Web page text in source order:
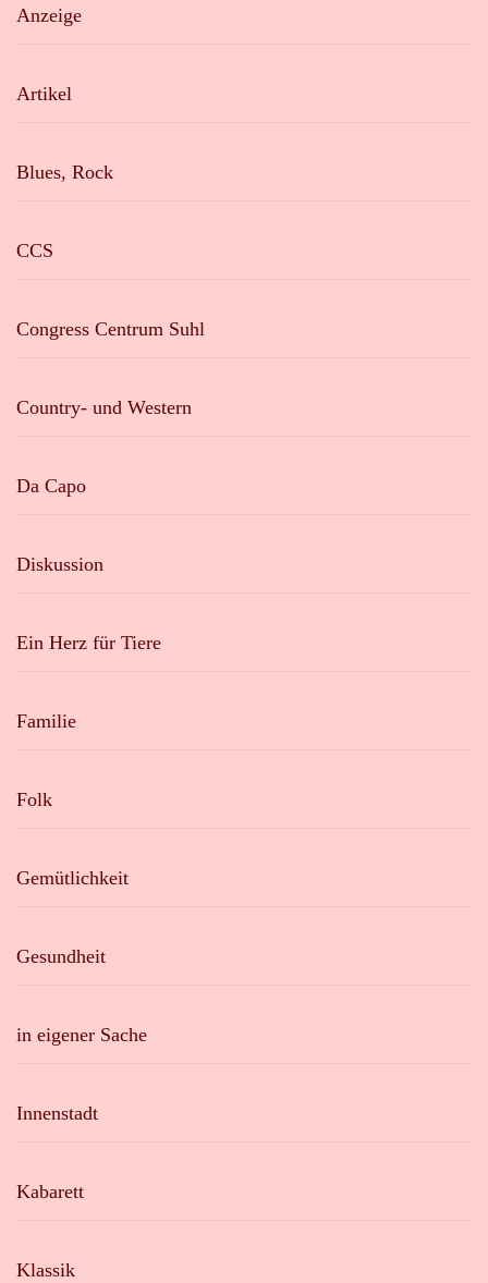
Anzeige
Artikel
Blues, Rock
CCS
Congress Centrum Suhl
Country- und Western
Da Capo
Diskussion
Ein Herz für Tiere
Familie
Folk
Gemütlichkeit
Gesundheit
in eigener Sache
Innenstadt
Kabarett
Klassik